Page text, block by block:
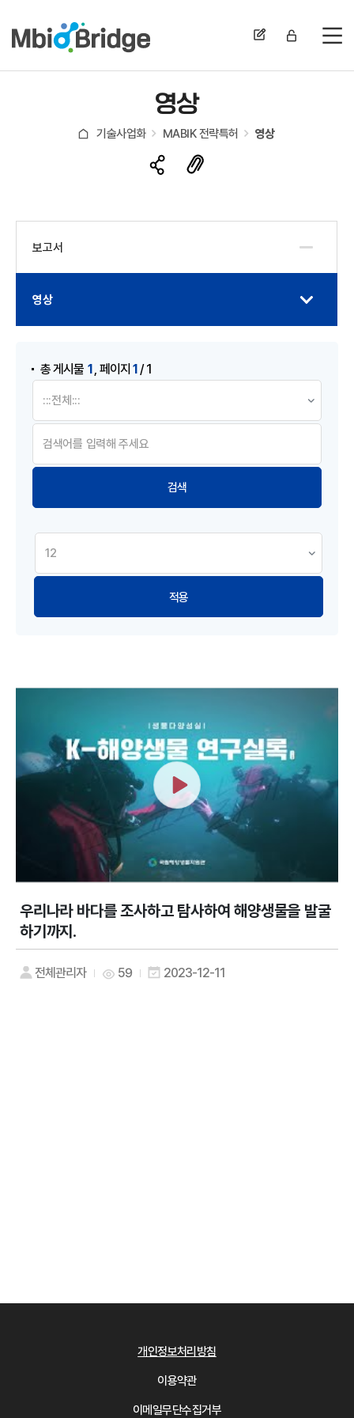
전
영상
기술사업화 MABIK 전략특허 영상
보고서
영상
총 게시물 1 ,페이지1/ 1
적용
우리나라 바다를 조사하고 탐사하여 해양생물을 발굴
하기까지.
전체관리자 59 2023-12-11
개인정보처리방침
이용약관
이메일무단수집거부